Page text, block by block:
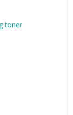
toner